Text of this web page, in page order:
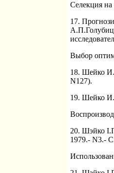
Селекция на
17.
Выбор
18. Шейко
N127).
19. Шейко
20. Шэйко
1979.- N3.-